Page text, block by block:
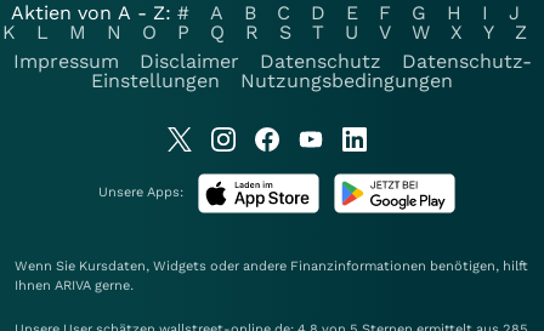
Aktien von A - Z: # A B C D E F G H I
J
K
L M N O P Q R S T U V W X Y
Z
Impressum
Disclaimer Datenschutz
Datenschutz-
Einstellungen
Nutzungsbedingungen
Unsere Apps:
Wenn Sie Kursdaten, Widgets oder andere Finanzinformationen benötigen, hilft
Ihnen ARIVA gerne.